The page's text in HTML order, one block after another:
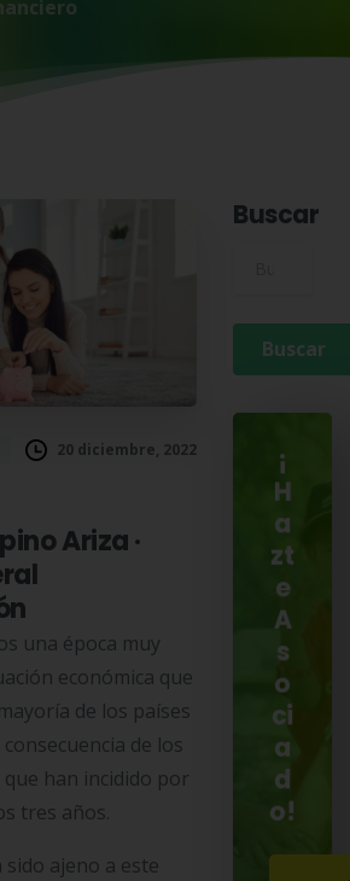
20 diciembre, 2022
Ariza ·
una época muy
económica que
de los países
de los
han incidido por
tres años.
ajeno a este
Buscar
¡
H
a
zt
e
A
s
o
ci
a
d
o!